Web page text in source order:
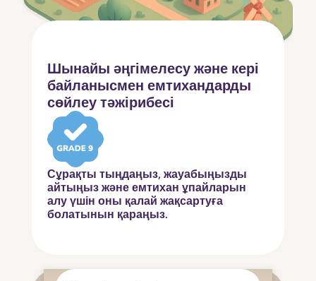
Шынайы әңгімелесу және кері
байланысмен емтихандарды
сөйлеу тәжірибесі
Сұрақты тыңдаңыз, жауабыңызды
айтыңыз және емтихан ұпайларын
алу үшін оны қалай жақсартуға
болатынын қараңыз.